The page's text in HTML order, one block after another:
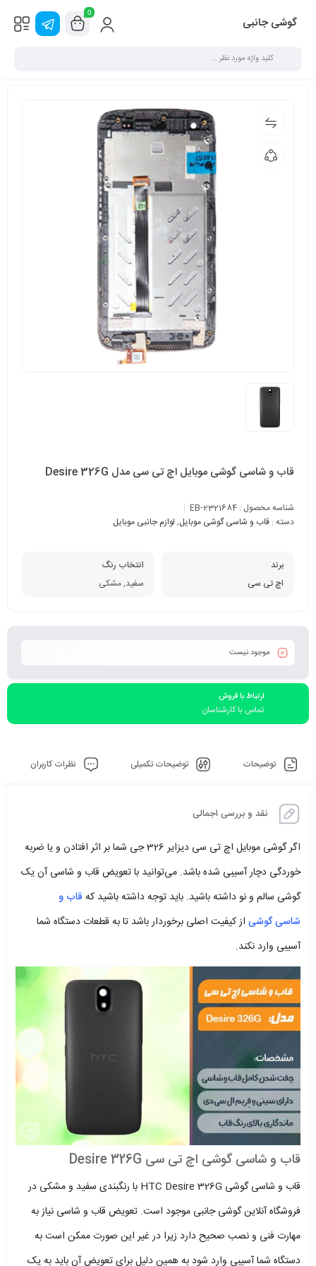
گوشی جانبی
0
قاب و شاسی گوشی موبایل اچ تی سی مدل Desire 326G
شناسه محصول : EB-2321684
دسته : قاب و شاسی گوشی موبایل, لوازم جانبی موبایل
برند
اچ تی سی
انتخاب رنگ
سفید, مشکی
موجود نیست
ارتباط با فروش
تماس با کارشناسان
توضیحات توضیحات تکمیلی نظرات کاربران
نقد و بررسی اجمالی
اگر گوشی موبایل اچ تی سی دیزایر 326 جی شما بر اثر افتادن و یا ضربه
خوردگی دچار آسیبی شده باشد. می‌توانید با تعویض قاب و شاسی آن یک
گوشی سالم و نو داشته باشید. باید توجه داشته باشید که قاب و
شاسی گوشی از کیفیت اصلی برخوردار باشد تا به قطعات دستگاه شما
آسیبی وارد نکند.
قاب و شاسی گوشی اچ تی سی Desire 326G
قاب و شاسی گوشی HTC Desire 326G با رنگبندی سفید و مشکی در
فروشگاه آنلاین گوشی جانبی موجود است. تعویض قاب و شاسی نیاز به
مهارت فنی و نصب صحیح دارد زیرا در غیر این صورت ممکن است به
دستگاه شما آسیبی وارد شود به همین دلیل برای تعویض آن باید به یک